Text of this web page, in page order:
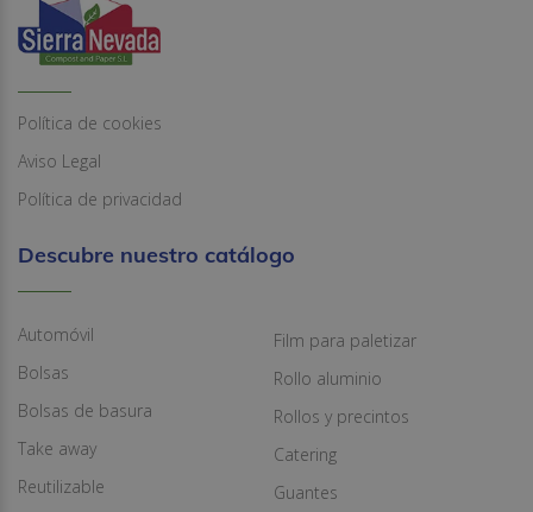
Política de cookies
Aviso Legal
Política de privacidad
Descubre nuestro catálogo
Automóvil
Bolsas
Bolsas de basura
Take away
Reutilizable
Film para paletizar
Rollo aluminio
Rollos y precintos
Catering
Guantes